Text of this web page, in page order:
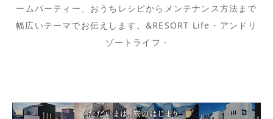
ームパーティー、おうちレシピからメンテナンス方法まで
幅広いテーマでお伝えします。&RESORT Life - アンドリ
ゾートライフ -